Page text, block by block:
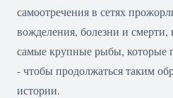
самоотречения в сетях
вожделения, болезни и
самые крупные рыбы, которые
- чтобы продолжаться таким
истории.